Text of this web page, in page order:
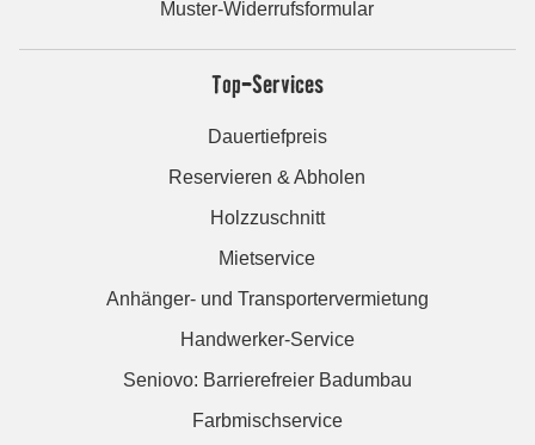
Muster-Widerrufsformular
Top-Services
Dauertiefpreis
Reservieren & Abholen
Holzzuschnitt
Mietservice
Anhänger- und Transportervermietung
Handwerker-Service
Seniovo: Barrierefreier Badumbau
Farbmischservice